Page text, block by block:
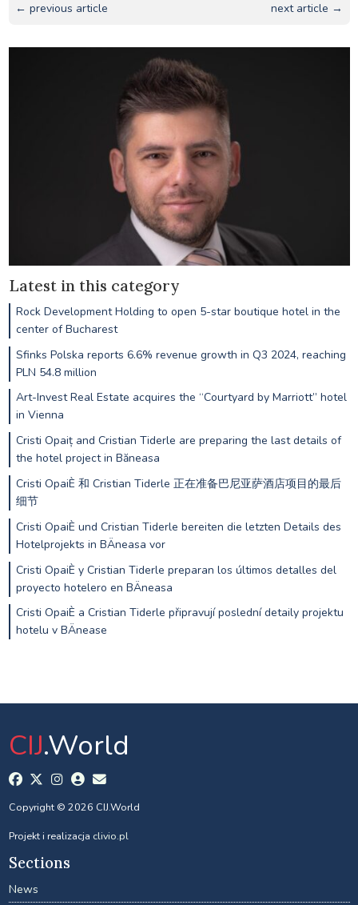
← previous article next article →
Latest in this category
Rock Development Holding to open 5-star boutique hotel in the
center of Bucharest
Sfinks Polska reports 6.6% revenue growth in Q3 2024, reaching
PLN 54.8 million
Art-Invest Real Estate acquires the “Courtyard by Marriott” hotel
in Vienna
Cristi Opaiț and Cristian Tiderle are preparing the last details of
the hotel project in Băneasa
Cristi OpaiÈ 和 Cristian Tiderle 正在准备巴尼亚萨酒店项目的最后
细节
Cristi OpaiÈ und Cristian Tiderle bereiten die letzten Details des
Hotelprojekts in BÄneasa vor
Cristi OpaiÈ y Cristian Tiderle preparan los últimos detalles del
proyecto hotelero en BÄneasa
Cristi OpaiÈ a Cristian Tiderle připravují poslední detaily projektu
hotelu v BÄnease
CIJ.World
Copyright © 2026 CIJ.World
Projekt i realizacja clivio.pl
Sections
News